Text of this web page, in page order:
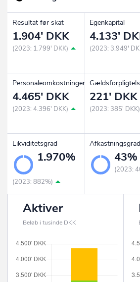
Resultat før skat
1.904' DKK
(2023: 1.799' DKK)
Egenkapital
4.133'
(2023: 3.949'
Personaleomkostninger
4.465' DKK
(2023: 4.396' DKK)
221' DKK
(2023: 385' DKK)
Likviditetsgrad
1.970%
(2023: 882%)
Afkastningsgrad
43%
(2023:
Aktiver
Beløb i tusinde DKK